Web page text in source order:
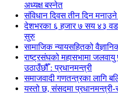
अध्यक्ष बस्नेत
संविधान दिवस तीन दिन
देशभरका ६ हजार ७ सय ४३
सुरु
सामाजिक न्यायसहितको
राष्ट्रसंघको महासभामा जलवायु
उठाउँछौँ : प्रधानमन्त्री
समाजवादी गणतन्त्रका लागि
यस्तो छ, संसदमा